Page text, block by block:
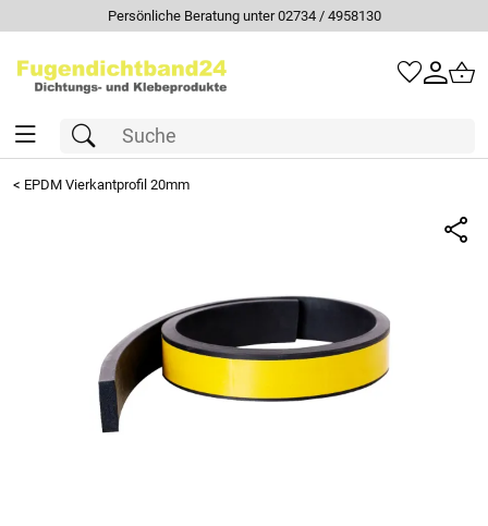
Persönliche Beratung unter 02734 / 4958130
< EPDM Vierkantprofil 20mm